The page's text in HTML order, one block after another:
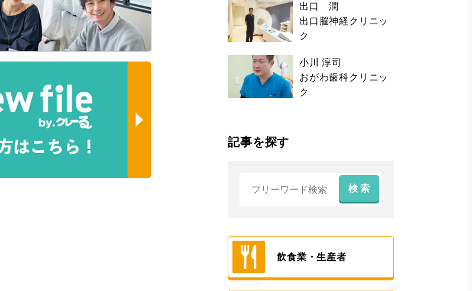
出口 潤
出口脳神経クリニッ
ク
小川 淳司
おがわ歯科クリニッ
ク
記事を探す
検 索
飲食業・生産者